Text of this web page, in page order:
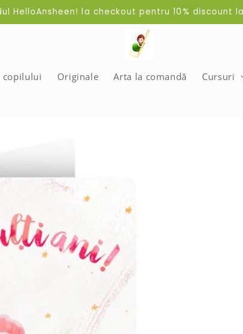
HelloAnsheen! la checkout pentru 10% discount
copilului Originale Arta la comandă Cursuri